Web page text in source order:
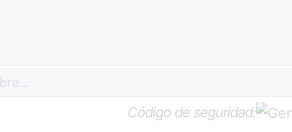
Código de seguridad: